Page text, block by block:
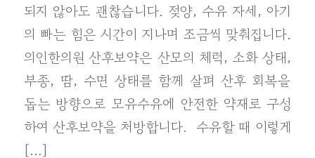
되지 않아도 괜찮습니다. 젖양, 수유 자세, 아기
의 빠는 힘은 시간이 지나며 조금씩 맞춰집니다.
의인한의원 산후보약은 산모의 체력, 소화 상태,
부종, 땀, 수면 상태를 함께 살펴 산후 회복을
돕는 방향으로 모유수유에 안전한 약재로 구성
하여 산후보약을 처방합니다. ​ 수유할 때 이렇게
[…]